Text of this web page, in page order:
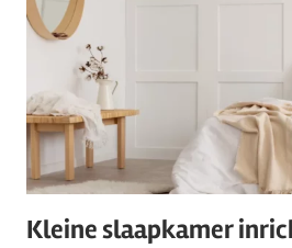
Kleine slaapkamer